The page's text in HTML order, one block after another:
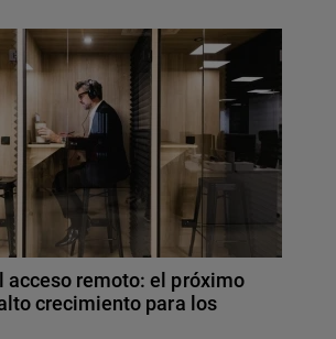
acceso remoto: el próximo
crecimiento para los